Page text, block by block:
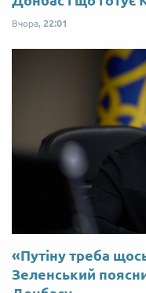
Вчора, 22:01
«Путіну треба
Зеленський